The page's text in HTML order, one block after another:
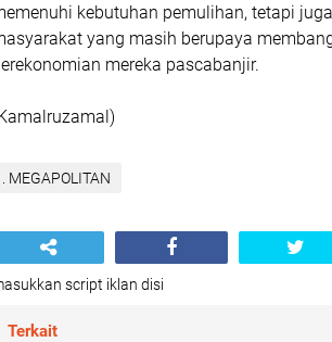
kebutuhan pemulihan, tetapi
yang masih berupaya
mereka pascabanjir.
. MEGAPOLITAN
script iklan disi
Terkait